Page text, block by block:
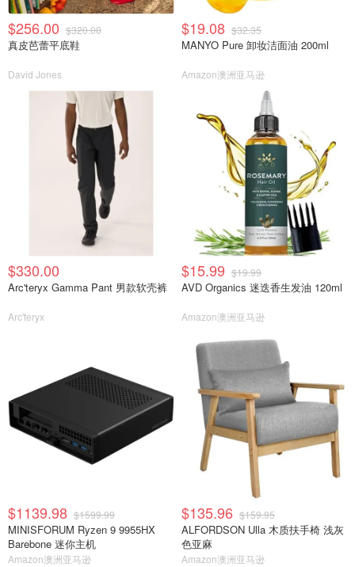
$256.00 $320.00
真皮芭蕾平底鞋
David Jones
$19.08 $32.35
MANYO Pure 卸妆洁面油 200ml
Amazon澳洲亚马逊
$330.00
Arc'teryx Gamma Pant 男款软壳裤
Arc'teryx
$15.99 $19.99
AVD Organics 迷迭香生发油 120ml
Amazon澳洲亚马逊
$1139.98 $1599.99
MINISFORUM Ryzen 9 9955HX
Barebone 迷你主机
Amazon澳洲亚马逊
$135.96 $159.95
ALFORDSON Ulla 木质扶手椅 浅灰
色亚麻
Amazon澳洲亚马逊